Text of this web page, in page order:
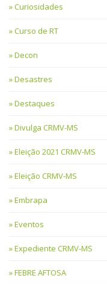
Curiosidades
Curso de RT
Decon
Desastres
Destaques
Divulga CRMV-MS
Eleição 2021 CRMV-MS
Eleição CRMV-MS
Embrapa
Eventos
Expediente CRMV-MS
FEBRE AFTOSA